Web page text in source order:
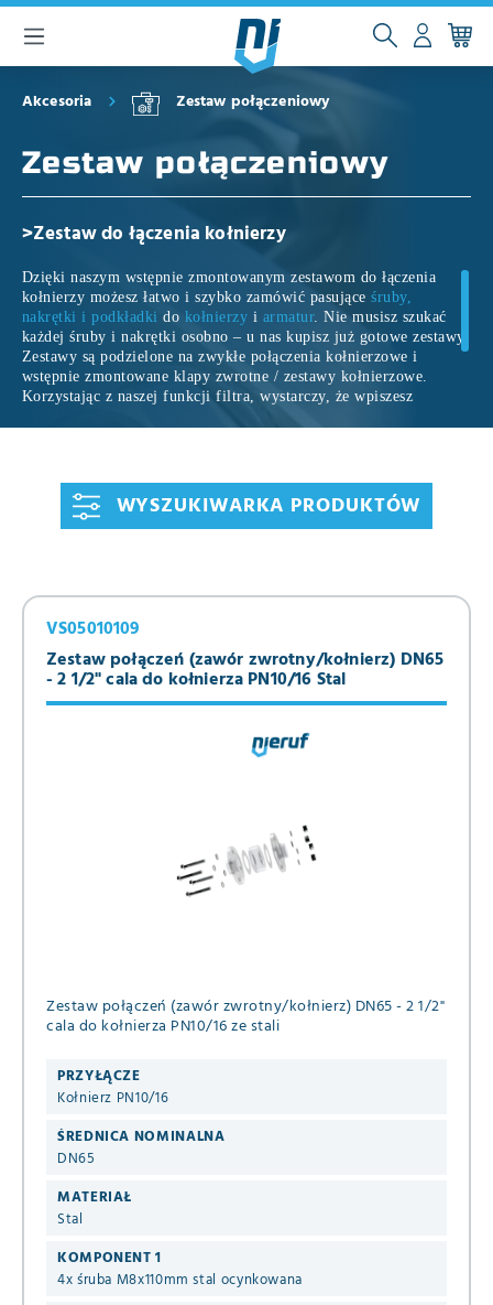
zawartości
Akcesoria Zestaw połączeniowy
Zestaw połączeniowy
>Zestaw do łączenia kołnierzy
Dzięki naszym wstępnie zmontowanym zestawom do łączenia
kołnierzy możesz łatwo i szybko zamówić pasująceśruby,
nakrętki i podkładki do kołnierzy i armatur. Nie musisz szukać
każdej śruby i nakrętki osobno – u nas kupisz już gotowe zestawy.
Zestawy są podzielone na zwykłe połączenia kołnierzowe i
wstępnie zmontowane klapy zwrotne / zestawy kołnierzowe.
Korzystając z naszej funkcji filtra, wystarczy, że wpiszesz
WYSZUKIWARKA PRODUKTÓW
Zestaw połączeń (zawór zwrotny/kołnierz) DN65
- 2 1/2" cala do kołnierza PN10/16 Stal
VS05010109
Zestaw połączeń (zawór zwrotny/kołnierz) DN65 - 2 1/2"
cala do kołnierza PN10/16 ze stali
PRZYŁĄCZE
Kołnierz PN10/16
ŚREDNICA NOMINALNA
DN65
MATERIAŁ
Stal
KOMPONENT 1
4x śruba M8x110mm stal ocynkowana